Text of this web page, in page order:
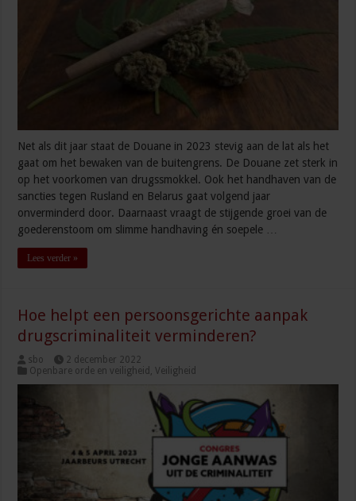
Net als dit jaar staat de Douane in 2023 stevig aan de lat als het
gaat om het bewaken van de buitengrens. De Douane zet sterk in
op het voorkomen van drugssmokkel. Ook het handhaven van de
sancties tegen Rusland en Belarus gaat volgend jaar
onverminderd door. Daarnaast vraagt de stijgende groei van de
goederenstoom om slimme handhaving én soepele …
Lees verder »
Hoe helpt een persoonsgerichte aanpak
drugscriminaliteit verminderen?
sbo
2 december 2022
Openbare orde en veiligheid ,Veiligheid